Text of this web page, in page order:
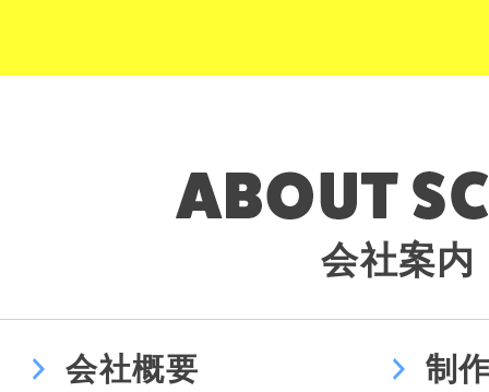
会社案内
会社概要 制